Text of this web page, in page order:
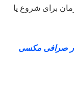
برای شروع یا
در صرافی مکسی